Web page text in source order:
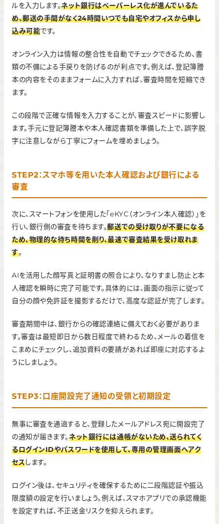
ルを入力します。ネット銀行はペーパーレス化が進んでいるた
め、郵送の手間がなく24時間いつでも自宅やオフィスから申し
込み可能です。
オンライン入力は情報の整合性を自動でチェックできるため、書
類の不備による手戻りを防げるのが利点です。例えば、登記簿謄
本の内容をそのままフォームに入力すれば、審査時間を短縮でき
ます。
この段階で正確な情報を入力することが、審査スピードに影響し
ます。手元に登記簿謄本や本人確認書類を準備した上で、誤字脱
字に注意しながら丁寧にフォームを埋めましょう。
STEP2：スマホ等を用いた本人確認および銀行による
審査
次に、スマートフォンを使用した「eKYC（オンライン本人確認）」を
行い、銀行側の審査を待ちます。郵送での受け取りが不要になる
ため、物理的な待ち時間を削り、最速で審査結果を受け取れま
す。
AIを活用した顔写真と証明書の照合により、なりすまし防止と本
人確認を瞬時に完了可能です。具体的には、画面の指示に従って
自分の顔や免許証を撮影するだけで、高度な認証が完了します。
審査期間中は、銀行からの確認連絡に備えておく必要がありま
す。審査は最短即日から数日程度で終わるため、メールの着信を
こまめにチェックし、追加資料の要請があれば即座に対応するよ
うにしましょう。
STEP3：口座開設完了通知の受領と初期設定
無事に審査を通過すると、登録したメールアドレス宛に開設完了
の通知が届きます。ネット銀行には通帳がないため、送られてく
るログインIDやパスワードを使用して、専用の管理画面へアク
セスします。
ログイン後は、セキュリティを確保するために二段階認証や振込
限度額の設定を行いましょう。例えば、スマホアプリでの承認機能
を設定すれば、不正送金リスクを抑えられます。